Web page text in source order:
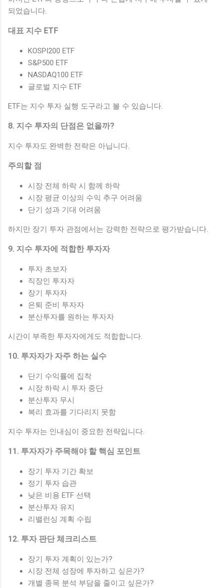
되었습니다.
대표 지수 ETF
KOSPI200 ETF
S&P500 ETF
NASDAQ100 ETF
글로벌 지수 ETF
ETF는 지수 투자 실행 도구라고 볼 수 있습니다.
8. 지수 투자의 단점은 없을까?
지수 투자도 완벽한 전략은 아닙니다.
주의할 점
시장 전체 하락 시 함께 하락
시장 평균 이상의 수익 추구 어려움
단기 성과 기대 어려움
하지만 장기 투자 관점에서는 강력한 전략으로 평가받습니다.
9. 지수 투자에 적합한 투자자
투자 초보자
직장인 투자자
장기 투자자
은퇴 준비 투자자
분산투자를 원하는 투자자
시간이 부족한 투자자에게도 적합합니다.
10. 투자자가 자주 하는 실수
단기 수익률에 집착
시장 하락 시 투자 중단
분산투자 무시
복리 효과를 기다리지 못함
지수 투자는 인내심이 중요한 전략입니다.
11. 투자자가 주목해야 할 핵심 포인트
장기 투자 기간 확보
정기 투자 습관
낮은 비용 ETF 선택
분산투자 유지
리밸런싱 계획 수립
12. 투자 판단 체크리스트
장기 투자 계획이 있는가?
시장 전체 성장에 투자하고 싶은가?
개별 종목 분석 부담을 줄이고 싶은가?